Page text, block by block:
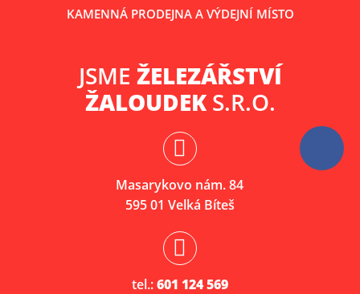
KAMENNÁ PRODEJNA A VÝDEJNÍ MÍSTO
JSME ŽELEZÁŘSTVÍ
ŽALOUDEKS.R.O.
Masarykovo nám. 84
595 01 Velká Bíteš
tel.:601 124 569